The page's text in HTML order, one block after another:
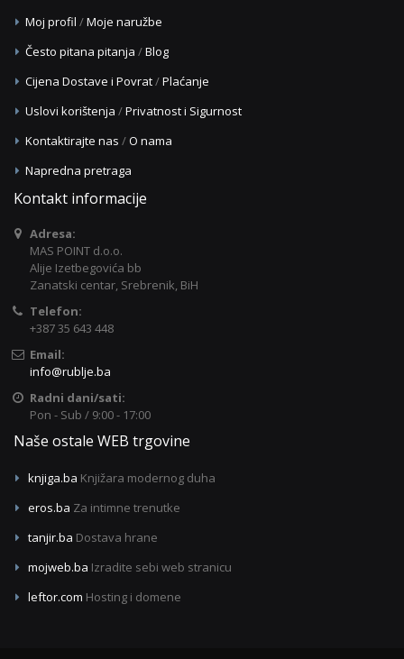
Moj profil /Moje naružbe
Često pitana pitanja /Blog
Cijena Dostave i Povrat/Plaćanje
Uslovi korištenja /Privatnost i Sigurnost
Kontaktirajte nas /O nama
Napredna pretraga
Kontakt informacije
Adresa:
MAS POINT d.o.o.
Alije Izetbegovića bb
Zanatski centar, Srebrenik, BiH
Telefon:
+387 35 643 448
Email:
info@rublje.ba
Radni dani/sati:
Pon - Sub / 9:00 - 17:00
Naše ostale WEB trgovine
knjiga.ba Knjižara modernog duha
eros.ba Za intimne trenutke
tanjir.ba Dostava hrane
mojweb.ba Izradite sebi web stranicu
leftor.com Hosting i domene